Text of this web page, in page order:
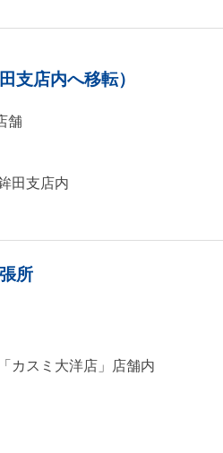
支店内へ移転）
舗
田支店内
所
カスミ大洋店」店舗内